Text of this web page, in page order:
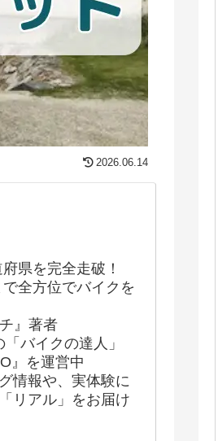
2026.06.14
県を完全走破！
全方位でバイクを
』著者
バイクの達人」
』を運営中
情報や、実体験に
リアル」をお届け